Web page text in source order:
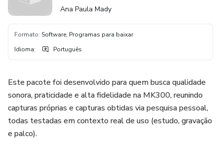
Ana Paula Mady
Formato: Software, Programas para baixar
Idioma: Português
Este pacote foi desenvolvido para quem busca qualidade
sonora, praticidade e alta fidelidade na MK300, reunindo
capturas próprias e capturas obtidas via pesquisa pessoal,
todas testadas em contexto real de uso (estudo, gravação
e palco).